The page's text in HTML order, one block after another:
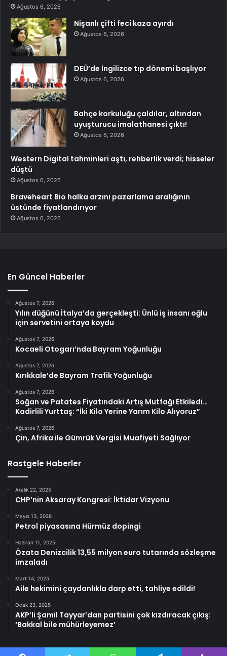
Ağustos 6, 2026
Nişanlı çifti feci kaza ayırdı
Ağustos 6, 2026
DEÜ’de İngilizce tıp dönemi başlıyor
Ağustos 6, 2026
Bahçe korkuluğu çaldılar, altından
uyuşturucu imalathanesi çıktı!
Ağustos 6, 2026
Western Digital tahminleri aştı, rehberlik verdi; hisseler
düştü
Ağustos 6, 2026
Braveheart Bio halka arzını pazarlama aralığının
üstünde fiyatlandırıyor
Ağustos 6, 2026
En Güncel Haberler
Ağustos 7, 2026
Yılın düğünü İtalya’da gerçekleşti: Ünlü iş insanı oğlu
için servetini ortaya koydu
Ağustos 7, 2026
Kocaeli Otogarı’nda Bayram Yoğunluğu
Ağustos 7, 2026
Kırıkkale’de Bayram Trafik Yoğunluğu
Ağustos 7, 2026
Soğan ve Patates Fiyatındaki Artış Mutfağı Etkiledi…
Kadirlili Yurttaş: “İki Kilo Yerine Yarım Kilo Alıyoruz”
Ağustos 7, 2026
Çin, Afrika ile Gümrük Vergisi Muafiyeti Sağlıyor
Rastgele Haberler
Aralık 22, 2025
CHP’nin Aksaray Kongresi: İktidar Vizyonu
Mayıs 13, 2026
Petrol piyasasına Hürmüz dopingi
Haziran 11, 2025
Özata Denizcilik 13,55 milyon euro tutarında sözleşme
imzaladı
Mart 14, 2025
Aile hekimini çaydanlıkla darp etti, tahliye edildi!
Ocak 23, 2025
AKP’li Şamil Tayyar’dan partisini çok kızdıracak çıkış:
‘Bakkal bile mühürleyemez’